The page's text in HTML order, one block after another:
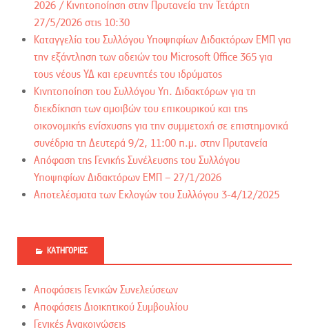
2026 / Kινητοποίηση στην Πρυτανεία την Τετάρτη
27/5/2026 στις 10:30
Καταγγελία του Συλλόγου Υποψηφίων Διδακτόρων ΕΜΠ για
την εξάντληση των αδειών του Microsoft Office 365 για
τους νέους ΥΔ και ερευνητές του ιδρύματος
Κινητοποίηση του Συλλόγου Υπ. Διδακτόρων για τη
διεκδίκηση των αμοιβών του επικουρικού και της
οικονομικής ενίσχυσης για την συμμετοχή σε επιστημονικά
συνέδρια τη Δευτερά 9/2, 11:00 π.μ. στην Πρυτανεία
Απόφαση της Γενικής Συνέλευσης του Συλλόγου
Υποψηφίων Διδακτόρων ΕΜΠ – 27/1/2026
Αποτελέσματα των Εκλογών του Συλλόγου 3-4/12/2025
ΚΑΤΗΓΟΡΊΕΣ
Αποφάσεις Γενικών Συνελεύσεων
Αποφάσεις Διοικητικού Συμβουλίου
Γενικές Ανακοινώσεις